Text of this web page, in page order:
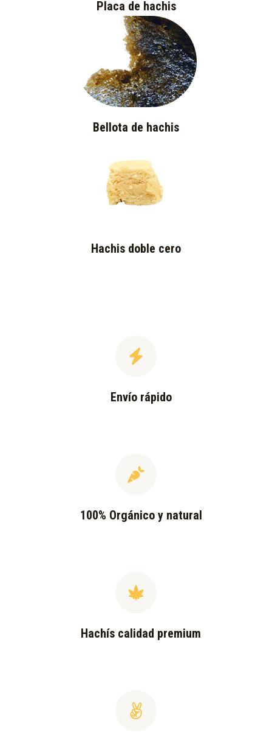
Placa de hachis
Bellota de hachis
Hachis doble cero
Envío rápido
100% Orgánico y natural
Hachís calidad premium